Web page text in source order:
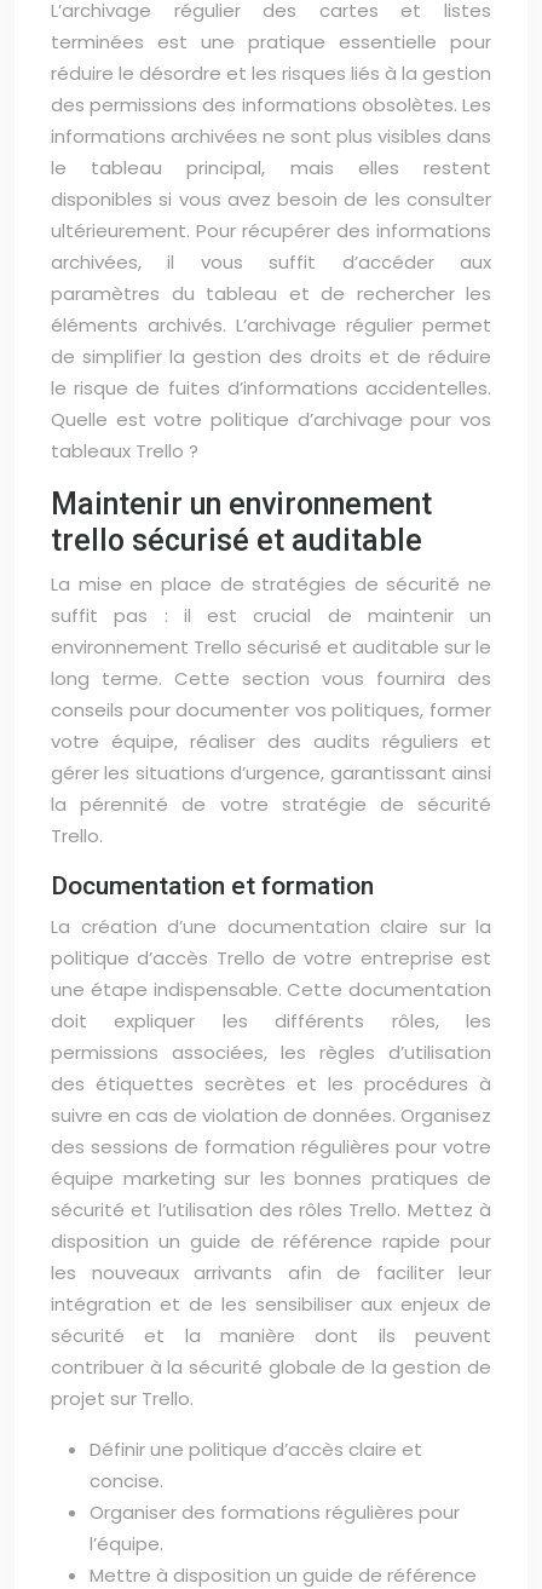
L’archivage régulier des cartes et listes
terminées est une pratique essentielle pour
réduire le désordre et les risques liés à la gestion
des permissions des informations obsolètes. Les
informations archivées ne sont plus visibles dans
le tableau principal, mais elles restent
disponibles si vous avez besoin de les consulter
ultérieurement. Pour récupérer des informations
archivées, il vous suffit d’accéder aux
paramètres du tableau et de rechercher les
éléments archivés. L’archivage régulier permet
de simplifier la gestion des droits et de réduire
le risque de fuites d’informations accidentelles.
Quelle est votre politique d’archivage pour vos
tableaux Trello ?
Maintenir un environnement
trello sécurisé et auditable
La mise en place de stratégies de sécurité ne
suffit pas : il est crucial de maintenir un
environnement Trello sécurisé et auditable sur le
long terme. Cette section vous fournira des
conseils pour documenter vos politiques, former
votre équipe, réaliser des audits réguliers et
gérer les situations d’urgence, garantissant ainsi
la pérennité de votre stratégie de sécurité
Trello.
Documentation et formation
La création d’une documentation claire sur la
politique d’accès Trello de votre entreprise est
une étape indispensable. Cette documentation
doit expliquer les différents rôles, les
permissions associées, les règles d’utilisation
des étiquettes secrètes et les procédures à
suivre en cas de violation de données. Organisez
des sessions de formation régulières pour votre
équipe marketing sur les bonnes pratiques de
sécurité et l’utilisation des rôles Trello. Mettez à
disposition un guide de référence rapide pour
les nouveaux arrivants afin de faciliter leur
intégration et de les sensibiliser aux enjeux de
sécurité et la manière dont ils peuvent
contribuer à la sécurité globale de la gestion de
projet sur Trello.
Définir une politique d’accès claire et
concise.
Organiser des formations régulières pour
l’équipe.
Mettre à disposition un guide de référence